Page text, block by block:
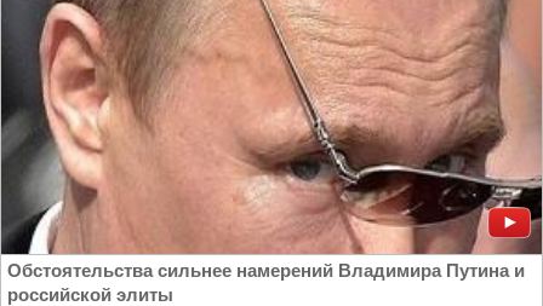
Обстоятельства сильнее намерений Владимира Путина и
российской элиты